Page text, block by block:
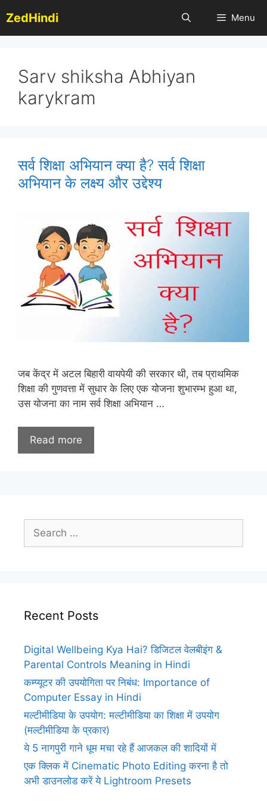
to
content
ZedHindi Menu
Sarv shiksha Abhiyan
karykram
सर्व शिक्षा अभियान क्या है? सर्व शिक्षा
अभियान के लक्ष्य और उद्देश्य
जब केंद्र में अटल बिहारी वायपेयी की सरकार थी, तब प्राथमिक
शिक्षा की गुणवत्ता में सुधार के लिए एक योजना शुभारम्भ हुआ था,
उस योजना का नाम सर्व शिक्षा अभियान …
Read more
for:
Recent Posts
Digital Wellbeing Kya Hai? डिजिटल वेलबीइंग &
Parental Controls Meaning in Hindi
कम्प्यूटर की उपयोगिता पर निबंध: Importance of
Computer Essay in Hindi
मल्टीमीडिया के उपयोग: मल्टीमीडिया का शिक्षा में उपयोग
(मल्टीमीडिया के प्रकार)
ये 5 नागपुरी गाने धूम मचा रहे हैं आजकल की शादियों में
एक क्लिक में Cinematic Photo Editing करना है तो
अभी डाउनलोड करें ये Lightroom Presets